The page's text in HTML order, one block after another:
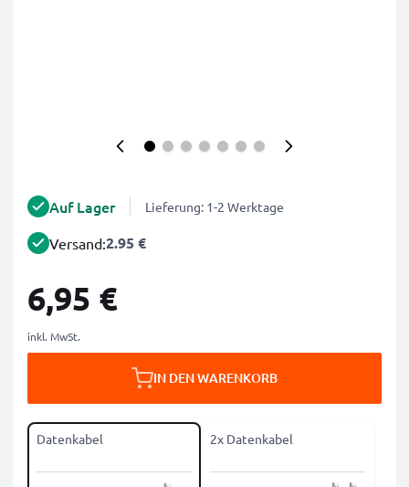
Auf Lager Lieferung: 1-2 Werktage
Versand:2.95 €
6,95 €
inkl. MwSt.
IN DEN WARENKORB
Datenkabel 2x Datenkabel